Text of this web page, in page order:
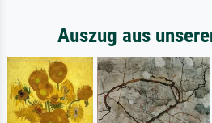
Auszug aus